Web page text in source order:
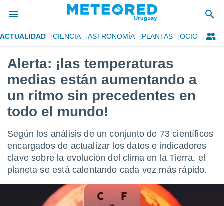
de
ha
para
la
que se
a este
las
y
forma
ACTUALIDAD CIENCIA ASTRONOMÍA PLANTAS OCIO
Alerta: ¡las temperaturas
medias están aumentando a
un ritmo sin precedentes en
todo el mundo!
Según los análisis de un conjunto de 73 científicos
encargados de actualizar los datos e indicadores
clave sobre la evolución del clima en la Tierra, el
planeta se está calentando cada vez más rápido.